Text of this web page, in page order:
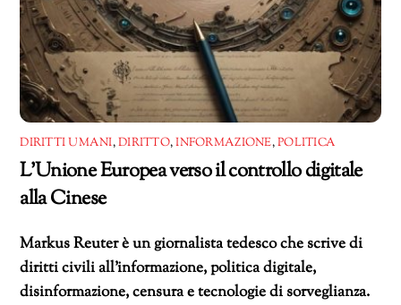
DIRITTI UMANI,DIRITTO,INFORMAZIONE,POLITICA
L’Unione Europea verso il controllo digitale
alla Cinese
Markus Reuter è un giornalista tedesco che scrive di
diritti civili all’informazione, politica digitale,
disinformazione, censura e tecnologie di sorveglianza.